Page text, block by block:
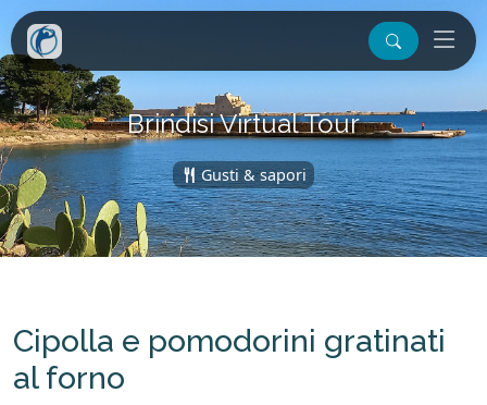
Brindisi Virtual Tour
Gusti & sapori
Cipolla e pomodorini gratinati
al forno